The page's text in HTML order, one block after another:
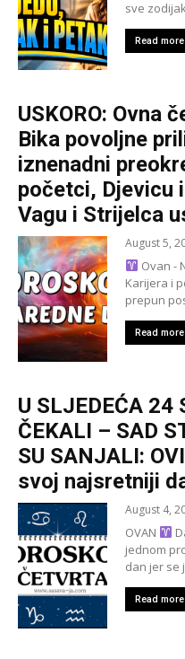
sve
Read more
USKORO: Ovna
Bika povoljne
iznenadni
početci, Djevicu
Vagu i Strijelca
August 5,
Ovan -
Karijera i
prepun
Read more
U SLJEDEĆA 24
ČEKALI – SAD
SU SANJALI:
svoj najsretniji
August 4,
OVAN
jednom
dan jer se
Read more